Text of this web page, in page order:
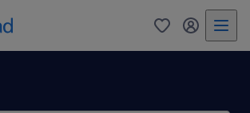
0 Mein